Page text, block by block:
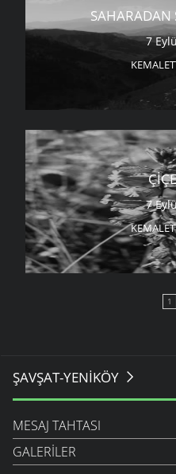
SAHARADAN
7
7
1
ŞAVŞAT-YENIKÖY
MESAJ TAHTASI
GALERILER